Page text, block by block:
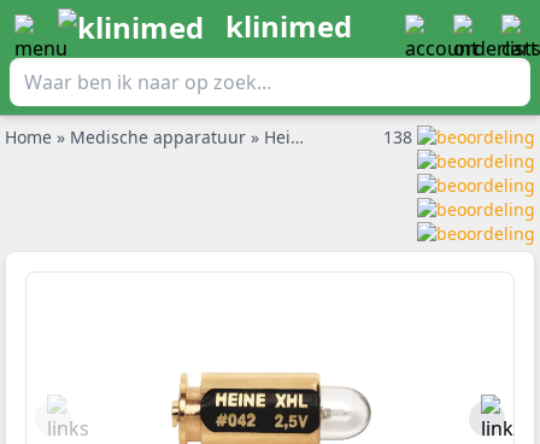
klinimed
Home » Medische apparatuur » Heine onderdelen »Heine 2,5V
138